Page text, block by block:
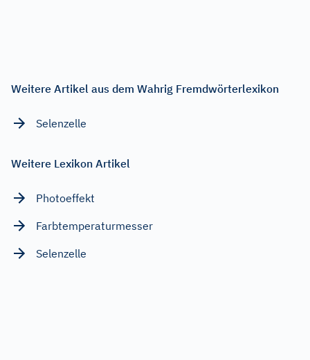
Weitere Artikel aus dem Wahrig Fremdwörterlexikon
Selenzelle
Weitere Lexikon Artikel
Photoeffekt
Farbtemperaturmesser
Selenzelle